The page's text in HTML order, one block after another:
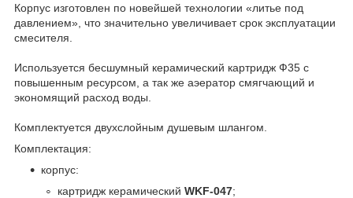
Корпус изготовлен по новейшей технологии «литье под
давлением», что значительно увеличивает срок эксплуатации
смесителя.
Используется бесшумный керамический картридж Ф35 с
повышенным ресурсом, а так же аэератор смягчающий и
экономящий расход воды.
Комплектуется двухслойным душевым шлангом.
Комплектация:
корпус:
картридж керамический WKF-047;